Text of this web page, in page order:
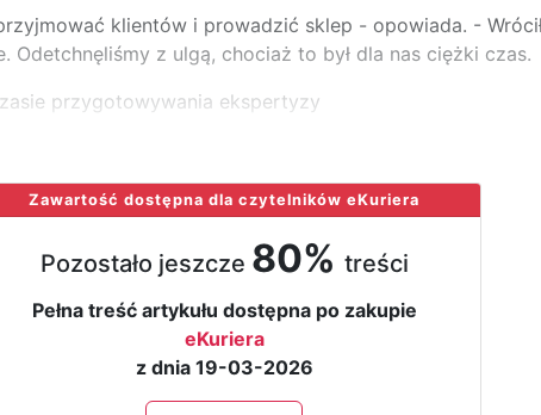
klientów i prowadzić sklep - opowiada. -
Odetchnęliśmy z ulgą, chociaż to był dla nas ciężki czas.
przygotowywania ekspertyzy
Zawartość dostępna dla czytelników eKuriera
Pozostało jeszcze 80% treści
Pełna treść artykułu dostępna po zakupie
eKuriera
z dnia 19-03-2026